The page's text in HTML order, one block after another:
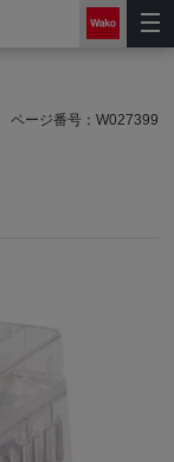
ページ番号： W027399